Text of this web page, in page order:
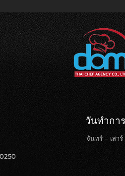
วันทำการ
จันทร์ – เสาร์